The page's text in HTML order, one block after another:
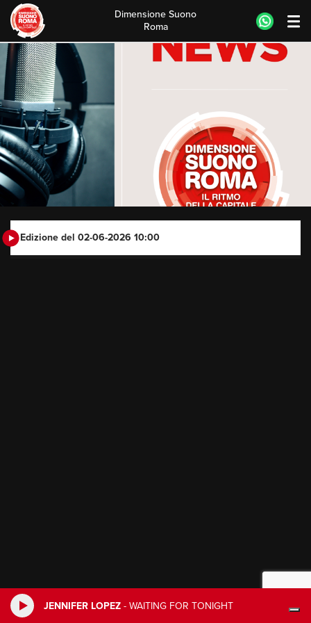
JENNIFER LOPEZ - WAITING FOR TONIGHT
Skip
to
content
Dimensione Suono
Roma
Edizione del 02-06-2026 10:00